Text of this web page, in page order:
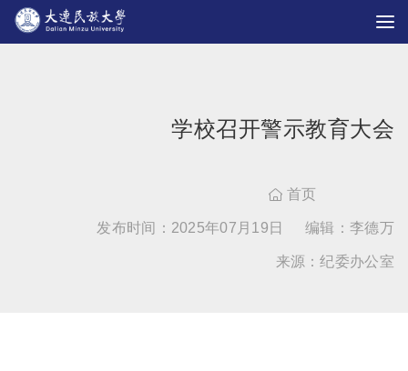
学校召开警示教育大会
 首页
发布时间：2025年07月19日 编辑：李德万
来源：纪委办公室